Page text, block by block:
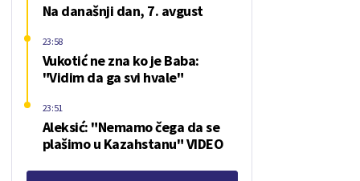
Na današnji dan, 7. avgust
Vukotić ne zna ko je Baba:
"Vidim da ga svi hvale"
23:58
Aleksić: "Nemamo čega da se
plašimo u Kazahstanu" VIDEO
23:51